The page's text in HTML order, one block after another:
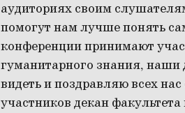
аудиториях своим
помогут нам лучше понять
конференции принимают
гуманитарного знания, наши
видеть и поздравляю всех
участников декан